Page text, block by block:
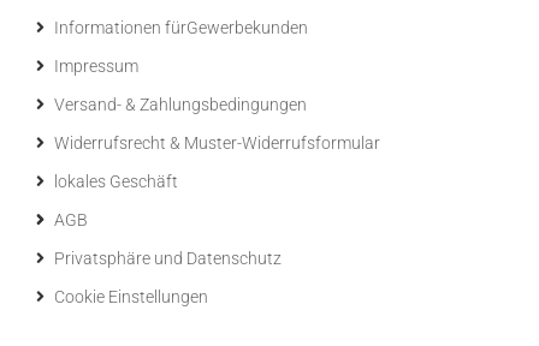
Informationen fürGewerbekunden
Impressum
Versand- & Zahlungsbedingungen
Widerrufsrecht & Muster-Widerrufsformular
lokales Geschäft
AGB
Privatsphäre und Datenschutz
Cookie Einstellungen